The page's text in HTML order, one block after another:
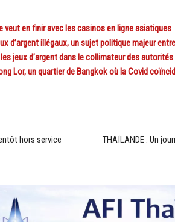
veut en finir avec les casinos en ligne asiatiques
d’argent illégaux, un sujet politique majeur
jeux d’argent dans le collimateur des
Lor, un quartier de Bangkok où la Covid
hors service
THAÏLANDE : Un